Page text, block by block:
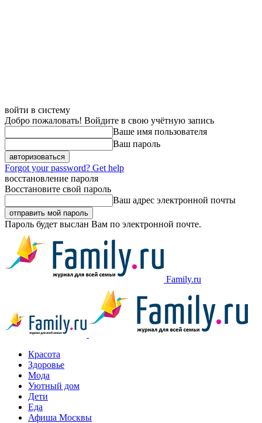
войти в систему
Добро пожаловать! Войдите в свою учётную запись
Ваше имя пользователя
Ваш пароль
Forgot your password? Get help
восстановление пароля
Восстановите свой пароль
Ваш адрес электронной почты
Пароль будет выслан Вам по электронной почте.
Family.ru
Красота
Здоровье
Мода
Уютный дом
Дети
Еда
Афиша Москвы